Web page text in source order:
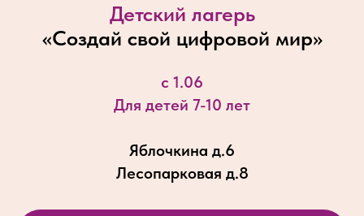
Детский лагерь
«Создай свой цифровой мир»
с 1.06
Для детей 7-10 лет
Яблочкина д.6
Лесопарковая д.8